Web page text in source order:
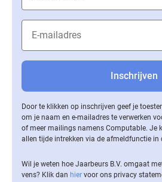
Door te klikken op inschrijven geef je
om je naam en e-mailadres te verwerken
of meer mailings namens Computable. Je
allen tijde intrekken via de af­meld­func­tie in
Wil je weten hoe Jaarbeurs B.V. omgaat
vens? Klik dan hier voor ons privacy